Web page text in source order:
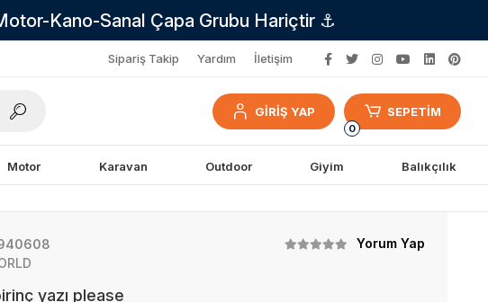
Kano-Sanal Çapa Grubu Hariçtir ⚓
Sipariş Takip Yardım İletişim
GİRİŞ YAP
0
SEPETİM
Motor Karavan Outdoor Giyim Balıkçılık
Yorum Yap
yazı please